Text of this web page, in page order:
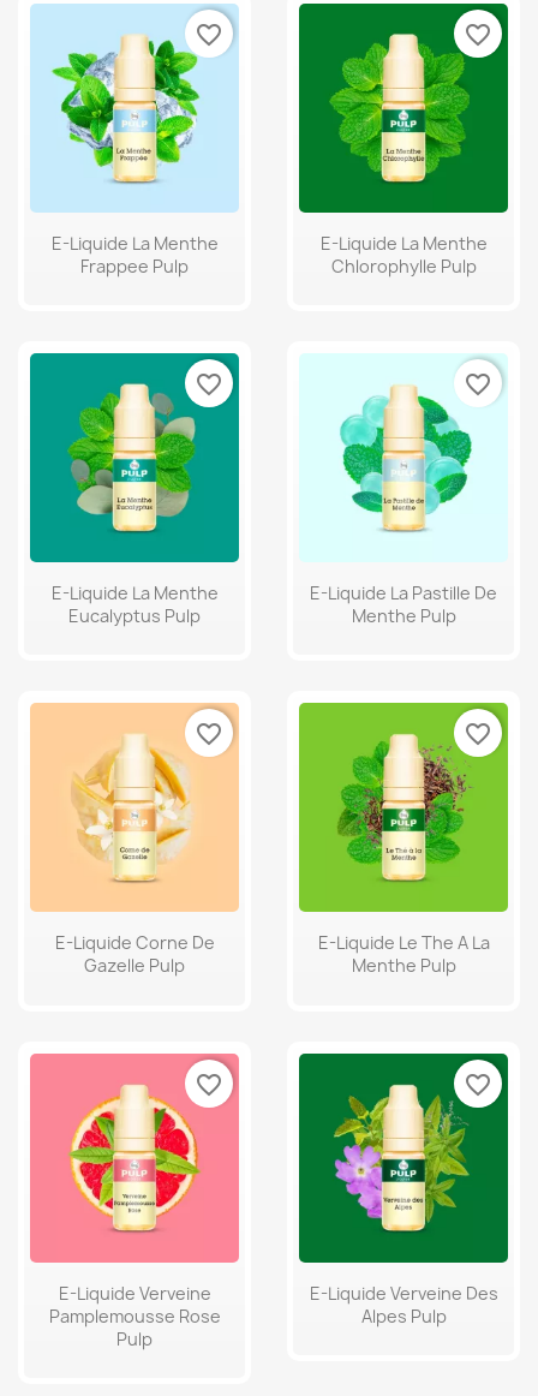
E-Liquide La Menthe
Frappee Pulp
favorite_border
E-Liquide La Menthe
Chlorophylle Pulp
favorite_border
E-Liquide La Menthe
Eucalyptus Pulp
favorite_border
E-Liquide La Pastille De
Menthe Pulp
favorite_border
E-Liquide Corne De
Gazelle Pulp
favorite_border
E-Liquide Le The A La
Menthe Pulp
favorite_border
E-Liquide Verveine
Pamplemousse Rose
Pulp
favorite_border
E-Liquide Verveine Des
Alpes Pulp
favorite_border